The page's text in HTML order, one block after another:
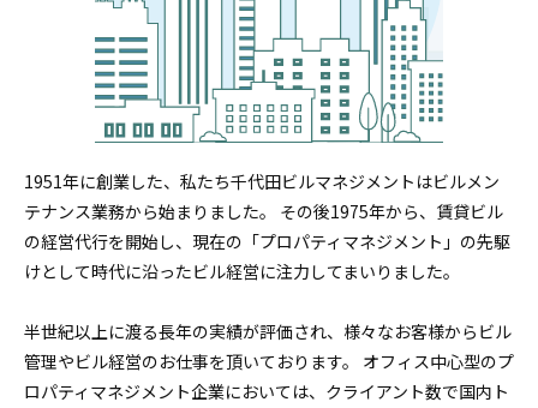
1951年に創業した、私たち千代田ビルマネジメントはビルメン
テナンス業務から始まりました。 その後1975年から、賃貸ビル
の経営代行を開始し、現在の「プロパティマネジメント」の先駆
けとして時代に沿ったビル経営に注力してまいりました。
半世紀以上に渡る長年の実績が評価され、様々なお客様からビル
管理やビル経営のお仕事を頂いております。 オフィス中心型のプ
ロパティマネジメント企業においては、クライアント数で国内ト